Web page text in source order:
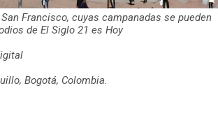
Francisco, cuyas campanadas se pueden
de El Siglo 21 es Hoy
Bogotá, Colombia.